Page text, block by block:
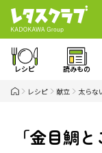
レシピ 読みもの
レシピ 献立 太らな
「金目鯛